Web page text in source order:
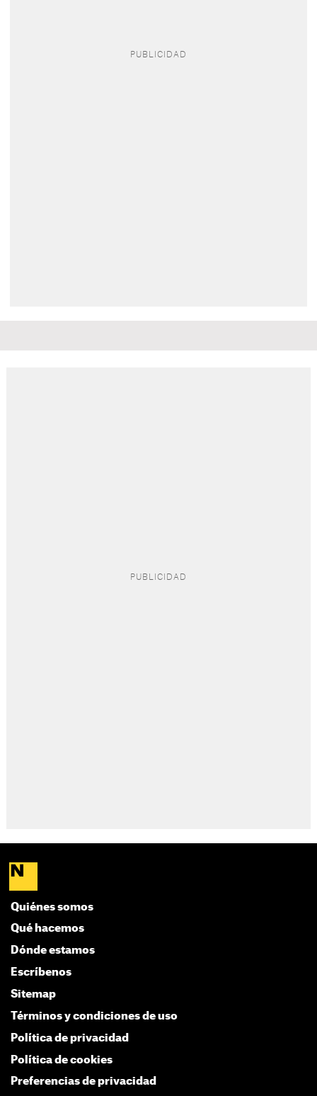
Quiénes somos
Qué hacemos
Dónde estamos
Escríbenos
Sitemap
Términos y condiciones de uso
Política de privacidad
Política de cookies
Preferencias de privacidad